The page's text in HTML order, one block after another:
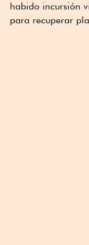
habido incursión
para recuperar